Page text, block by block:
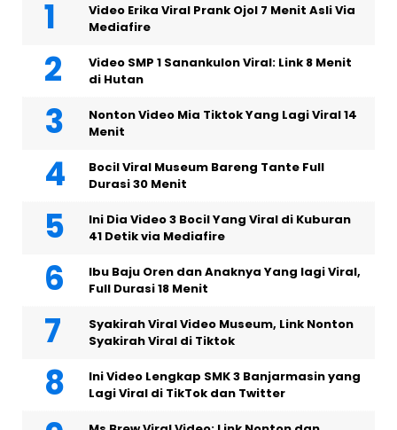
Video Erika Viral Prank Ojol 7 Menit Asli Via
Mediafire
Video SMP 1 Sanankulon Viral: Link 8 Menit
di Hutan
Nonton Video Mia Tiktok Yang Lagi Viral 14
Menit
Bocil Viral Museum Bareng Tante Full
Durasi 30 Menit
Ini Dia Video 3 Bocil Yang Viral di Kuburan
41 Detik via Mediafire
Ibu Baju Oren dan Anaknya Yang lagi Viral,
Full Durasi 18 Menit
Syakirah Viral Video Museum, Link Nonton
Syakirah Viral di Tiktok
Ini Video Lengkap SMK 3 Banjarmasin yang
Lagi Viral di TikTok dan Twitter